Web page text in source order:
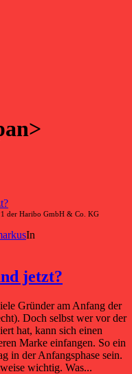
der Haribo GmbH & Co. KG
In
jetzt?
Gründer am Anfang der
Doch selbst wer vor der
hat, kann sich einen
Marke einfangen. So ein
in der Anfangsphase sein.
wichtig. Was...